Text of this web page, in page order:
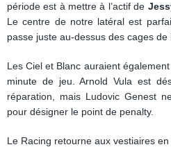
période est à mettre à l’actif de
Le centre de notre latéral est
passe juste au-dessus des cages de
Les Ciel et Blanc auraient
minute de jeu. Arnold Vula est
réparation, mais Ludovic Genest
pour désigner le point de penalty.
Le Racing retourne aux vestiaires en